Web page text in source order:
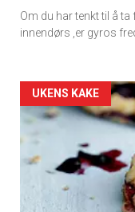
Om du har tenkt til å ta
innendørs ,er gyros
Artikler
detail
-
section
UKENS KAKE